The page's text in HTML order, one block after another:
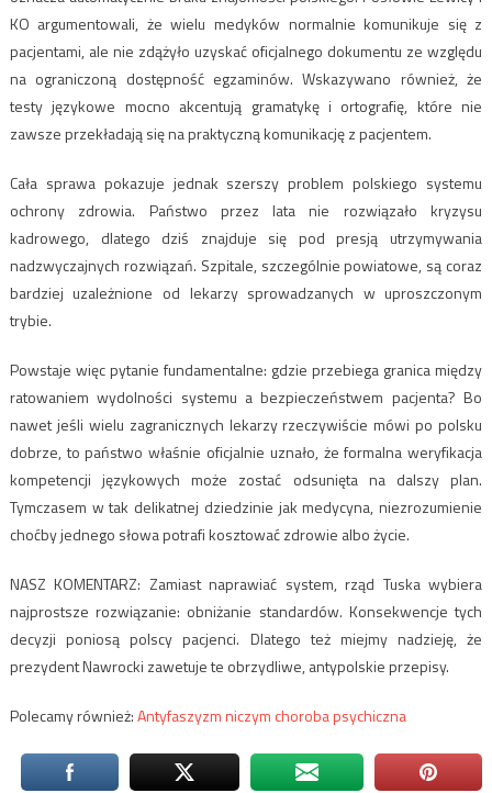
KO argumentowali, że wielu medyków normalnie komunikuje się z
pacjentami, ale nie zdążyło uzyskać oficjalnego dokumentu ze względu
na ograniczoną dostępność egzaminów. Wskazywano również, że
testy językowe mocno akcentują gramatykę i ortografię, które nie
zawsze przekładają się na praktyczną komunikację z pacjentem.
Cała sprawa pokazuje jednak szerszy problem polskiego systemu
ochrony zdrowia. Państwo przez lata nie rozwiązało kryzysu
kadrowego, dlatego dziś znajduje się pod presją utrzymywania
nadzwyczajnych rozwiązań. Szpitale, szczególnie powiatowe, są coraz
bardziej uzależnione od lekarzy sprowadzanych w uproszczonym
trybie.
Powstaje więc pytanie fundamentalne: gdzie przebiega granica między
ratowaniem wydolności systemu a bezpieczeństwem pacjenta? Bo
nawet jeśli wielu zagranicznych lekarzy rzeczywiście mówi po polsku
dobrze, to państwo właśnie oficjalnie uznało, że formalna weryfikacja
kompetencji językowych może zostać odsunięta na dalszy plan.
Tymczasem w tak delikatnej dziedzinie jak medycyna, niezrozumienie
choćby jednego słowa potrafi kosztować zdrowie albo życie.
NASZ KOMENTARZ: Zamiast naprawiać system, rząd Tuska wybiera
najprostsze rozwiązanie: obniżanie standardów. Konsekwencje tych
decyzji poniosą polscy pacjenci. Dlatego też miejmy nadzieję, że
prezydent Nawrocki zawetuje te obrzydliwe, antypolskie przepisy.
Polecamy również:Antyfaszyzm niczym choroba psychiczna